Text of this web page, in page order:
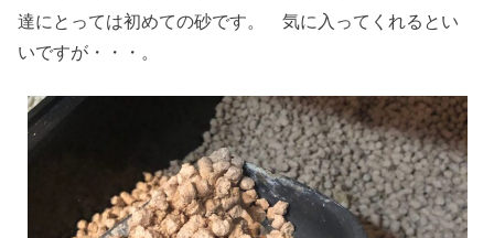
達にとっては初めての砂です。 気に入ってくれるとい
いですが・・・。